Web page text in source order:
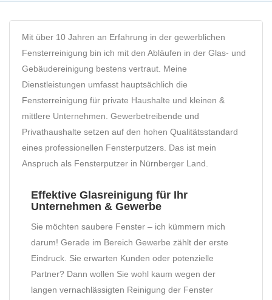
Mit über 10 Jahren an Erfahrung in der gewerblichen
Fensterreinigung bin ich mit den Abläufen in der Glas- und
Gebäudereinigung bestens vertraut. Meine
Dienstleistungen umfasst hauptsächlich die
Fensterreinigung für private Haushalte und kleinen &
mittlere Unternehmen. Gewerbetreibende und
Privathaushalte setzen auf den hohen Qualitätsstandard
eines professionellen Fensterputzers. Das ist mein
Anspruch als Fensterputzer in Nürnberger Land.
Effektive Glasreinigung für Ihr
Unternehmen & Gewerbe
Sie möchten saubere Fenster – ich kümmern mich
darum! Gerade im Bereich Gewerbe zählt der erste
Eindruck. Sie erwarten Kunden oder potenzielle
Partner? Dann wollen Sie wohl kaum wegen der
langen vernachlässigten Reinigung der Fenster